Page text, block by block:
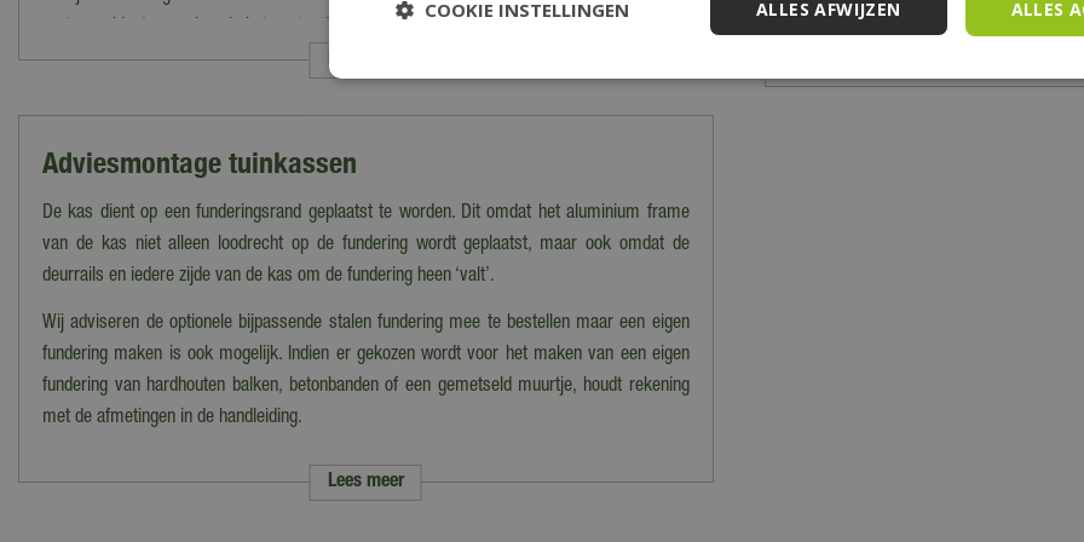
Regenpijpsets
Ja
Adviesmontage tuinkassen
De kas dient op een funderingsrand geplaatst te worden. Dit omdat het aluminium frame
van de kas niet alleen loodrecht op de fundering wordt geplaatst, maar ook omdat de
deurrails en iedere zijde van de kas om de fundering heen ‘valt’.
Wij adviseren de optionele bijpassende stalen fundering mee te bestellen maar een eigen
fundering maken is ook mogelijk. Indien er gekozen wordt voor het maken van een eigen
fundering van hardhouten balken, betonbanden of een gemetseld muurtje, houdt rekening
met de afmetingen in de handleiding.
De optioneel leverbare fundering is een stalen C-profiel van 12 cm hoog en 3 cm breed en
loopt onder de deuropening door, de kas wordt hierdoor verhoogd met 12 cm.
Lees meer
ALLES
ALLES AFWIJZEN
COOKIE INSTELLINGEN